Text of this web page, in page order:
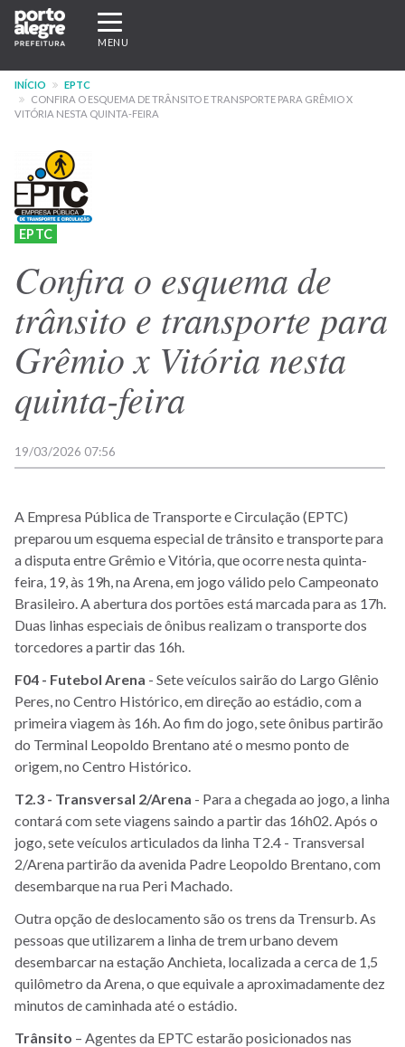
Pular
para
conteúdo
principal
Expandir/recolher
navegação
MENU
INÍCIO
EPTC
CONFIRA O ESQUEMA DE TRÂNSITO E TRANSPORTE PARA GRÊMIO X
VITÓRIA NESTA QUINTA-FEIRA
EPTC
Confira o esquema de
trânsito e transporte para
Grêmio x Vitória nesta
quinta-feira
19/03/2026 07:56
A Empresa Pública de Transporte e Circulação (EPTC)
preparou um esquema especial de trânsito e transporte para
a disputa entre Grêmio e Vitória, que ocorre nesta quinta-
feira, 19, às 19h, na Arena, em jogo válido pelo Campeonato
Brasileiro. A abertura dos portões está marcada para as 17h.
Duas linhas especiais de ônibus realizam o transporte dos
torcedores a partir das 16h.
F04 - Futebol Arena - Sete veículos sairão do Largo Glênio
Peres, no Centro Histórico, em direção ao estádio, com a
primeira viagem às 16h. Ao fim do jogo, sete ônibus partirão
do Terminal Leopoldo Brentano até o mesmo ponto de
origem, no Centro Histórico.
T2.3 - Transversal 2/Arena - Para a chegada ao jogo, a linha
contará com sete viagens saindo a partir das 16h02. Após o
jogo, sete veículos articulados da linha T2.4 - Transversal
2/Arena partirão da avenida Padre Leopoldo Brentano, com
desembarque na rua Peri Machado.
Outra opção de deslocamento são os trens da Trensurb. As
pessoas que utilizarem a linha de trem urbano devem
desembarcar na estação Anchieta, localizada a cerca de 1,5
quilômetro da Arena, o que equivale a aproximadamente dez
minutos de caminhada até o estádio.
Trânsito – Agentes da EPTC estarão posicionados nas